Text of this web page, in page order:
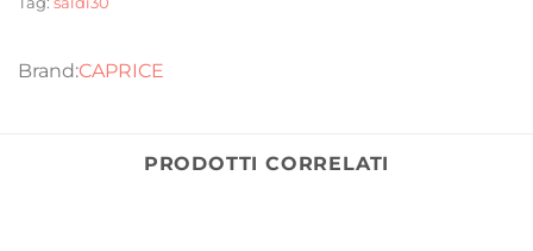
CAPRICE
PRODOTTI CORRELATI